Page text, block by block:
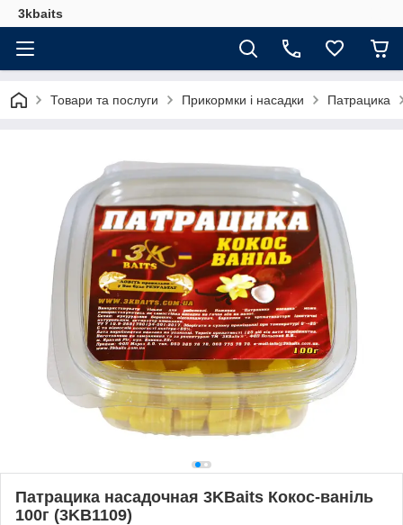
3kbaits
Товари та послуги Прикормки і насадки Патрацика
Патрацика насадочная 3KBaits Кокос-ваніль
100г (3KB1109)